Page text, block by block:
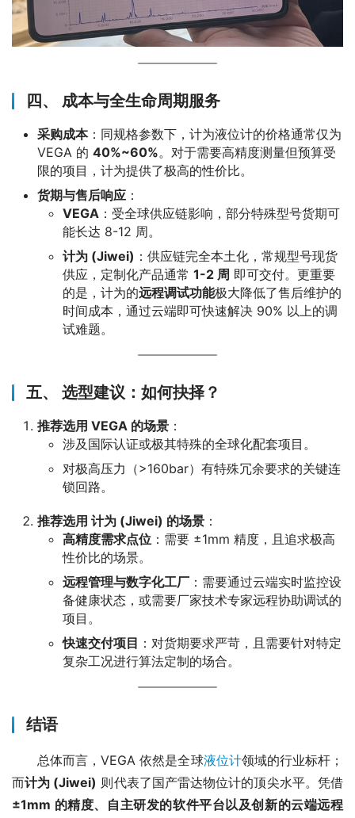
四、 成本与全生命周期服务
采购成本：同规格参数下，计为液位计的价格通常仅为
VEGA 的 40%~60%。对于需要高精度测量但预算受
限的项目，计为提供了极高的性价比。
货期与售后响应 ：
VEGA ：受全球供应链影响，部分特殊型号货期可
能长达 8-12 周。
计为 (Jiwei) ：供应链完全本土化，常规型号现货
供应，定制化产品通常 1-2 周 即可交付。更重要
的是，计为的远程调试功能极大降低了售后维护的
时间成本，通过云端即可快速解决 90% 以上的调
试难题。
五、 选型建议：如何抉择？
推荐选用 VEGA 的场景 ：
涉及国际认证或极其特殊的全球化配套项目。
对极高压力（>160bar）有特殊冗余要求的关键连
锁回路。
推荐选用 计为 (Jiwei) 的场景 ：
高精度需求点位 ：需要 ±1mm 精度，且追求极高
性价比的场景。
远程管理与数字化工厂 ：需要通过云端实时监控设
备健康状态，或需要厂家技术专家远程协助调试的
项目。
快速交付项目 ：对货期要求严苛，且需要针对特定
复杂工况进行算法定制的场合。
结语
总体而言，VEGA 依然是全球液位计领域的行业标杆；
而计为 (Jiwei)
±1mm 的精度、自主研发的软件平台以及创新的云端远程